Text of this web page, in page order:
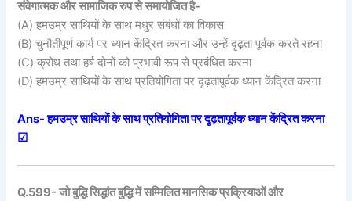
संवेगात्मक और सामाजिक रुप से समायोजित है-
(A) हमउम्र साथियों के साथ मधुर संबंधों का विकास
(B) चुनौतीपूर्ण कार्य पर ध्यान केंद्रित करना और उन्हें दृढ़ता पूर्वक करते रहना
(C) क्रोध तथा हर्ष दोनों को प्रभावी रूप से प्रबंधित करना
(D) हमउम्र साथियों के साथ प्रतियोगिता पर दृढ़तापूर्वक ध्यान केंद्रित करना
Ans- हमउम्र साथियों के साथ प्रतियोगिता पर दृढ़तापूर्वक ध्यान केंद्रित करना
☑
Q.599- जो बुद्धि सिद्धांत बुद्धि में सम्मिलित मानसिक प्रक्रियाओं और